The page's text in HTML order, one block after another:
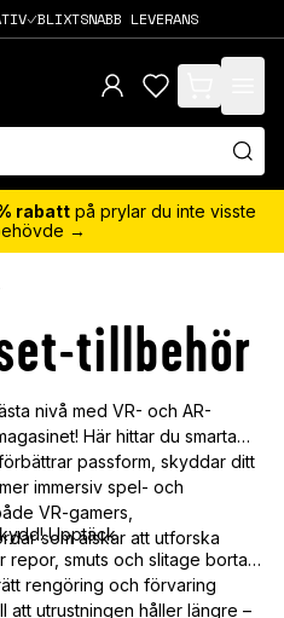
BLIXTSNABB LEVERANS
items in cart,
rabatt på prylar du inte visste
→
tillbehör
nivå med VR- och AR-
Här hittar du smarta
passform, skyddar ditt
immersiv spel- och
VR-gamers,
som älskar att utforska
Upptäck
repor, smuts och slitage borta
rengöring och förvaring
att utrustningen håller längre –